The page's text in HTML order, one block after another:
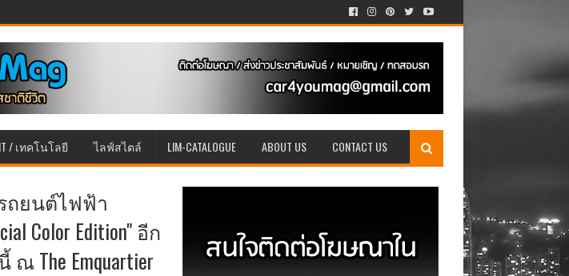
IT / เทคโนโลยี ไลฟ์สไตล์ LIM-CATALOGUE ABOUT US CONTACT US
รถยนต์ไฟฟ้า
Color Edition" อีก
The Emquartier